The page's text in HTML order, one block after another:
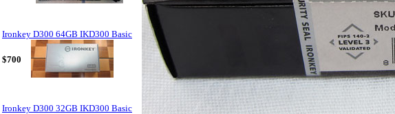
Ironkey D300 64GB IKD300 Basic
$700
Ironkey D300 32GB IKD300 Basic